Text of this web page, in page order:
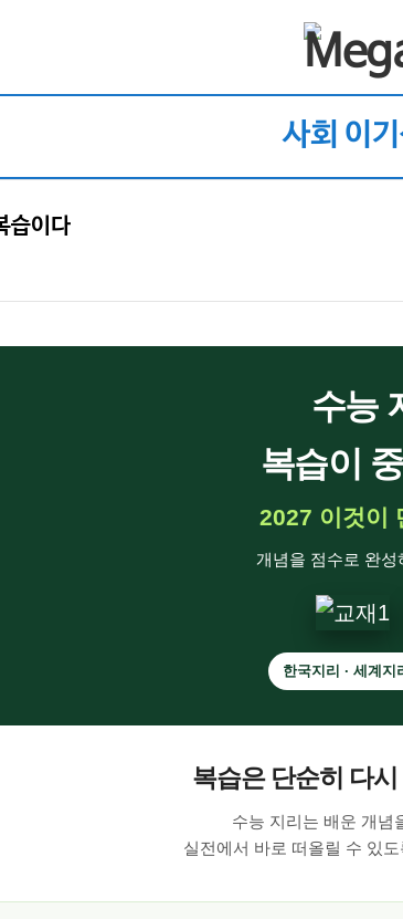
사회 이
습이다
수능
복습이
2027 이것이
개념을 점수로 완
한국지리 · 세계
복습은 단순히 다
수능 지리는 배운 개념
실전에서 바로 떠올릴 수 있